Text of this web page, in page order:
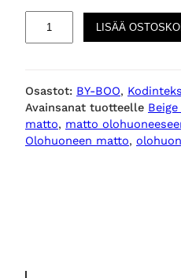
u
o
n
LISÄÄ
Osastot: BY-BOO,
Avainsanat tuotteelle
matto, matto
Olohuoneen matto,